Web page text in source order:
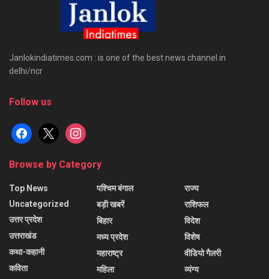
Janlokindiatimes.com : is one of the best news channel in
delhi/ncr
Follow us
facebook
x instagram
Browse by Category
Top News
Uncategorized
उत्तर प्रदेश
उत्तराखंड
कथा-कहानी
कविता
पश्चिम बंगाल
बड़ी खबरें
बिहार
मध्य प्रदेश
महाराष्ट्र
महिला
राज्य
राशिफल
विदेश
विशेष
वीडियो गैलरी
व्यंग्य